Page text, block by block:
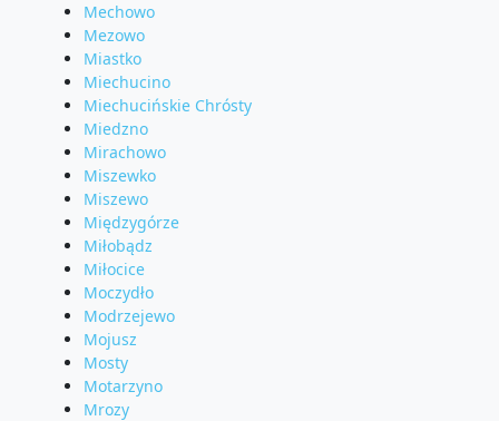
Mechowo
Mezowo
Miastko
Miechucino
Miechucińskie Chrósty
Miedzno
Mirachowo
Miszewko
Miszewo
Międzygórze
Miłobądz
Miłocice
Moczydło
Modrzejewo
Mojusz
Mosty
Motarzyno
Mrozy